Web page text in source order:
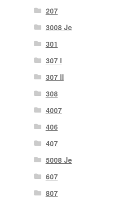
207
3008 Je
301
307 I
307 II
308
4007
406
407
5008 Je
607
807